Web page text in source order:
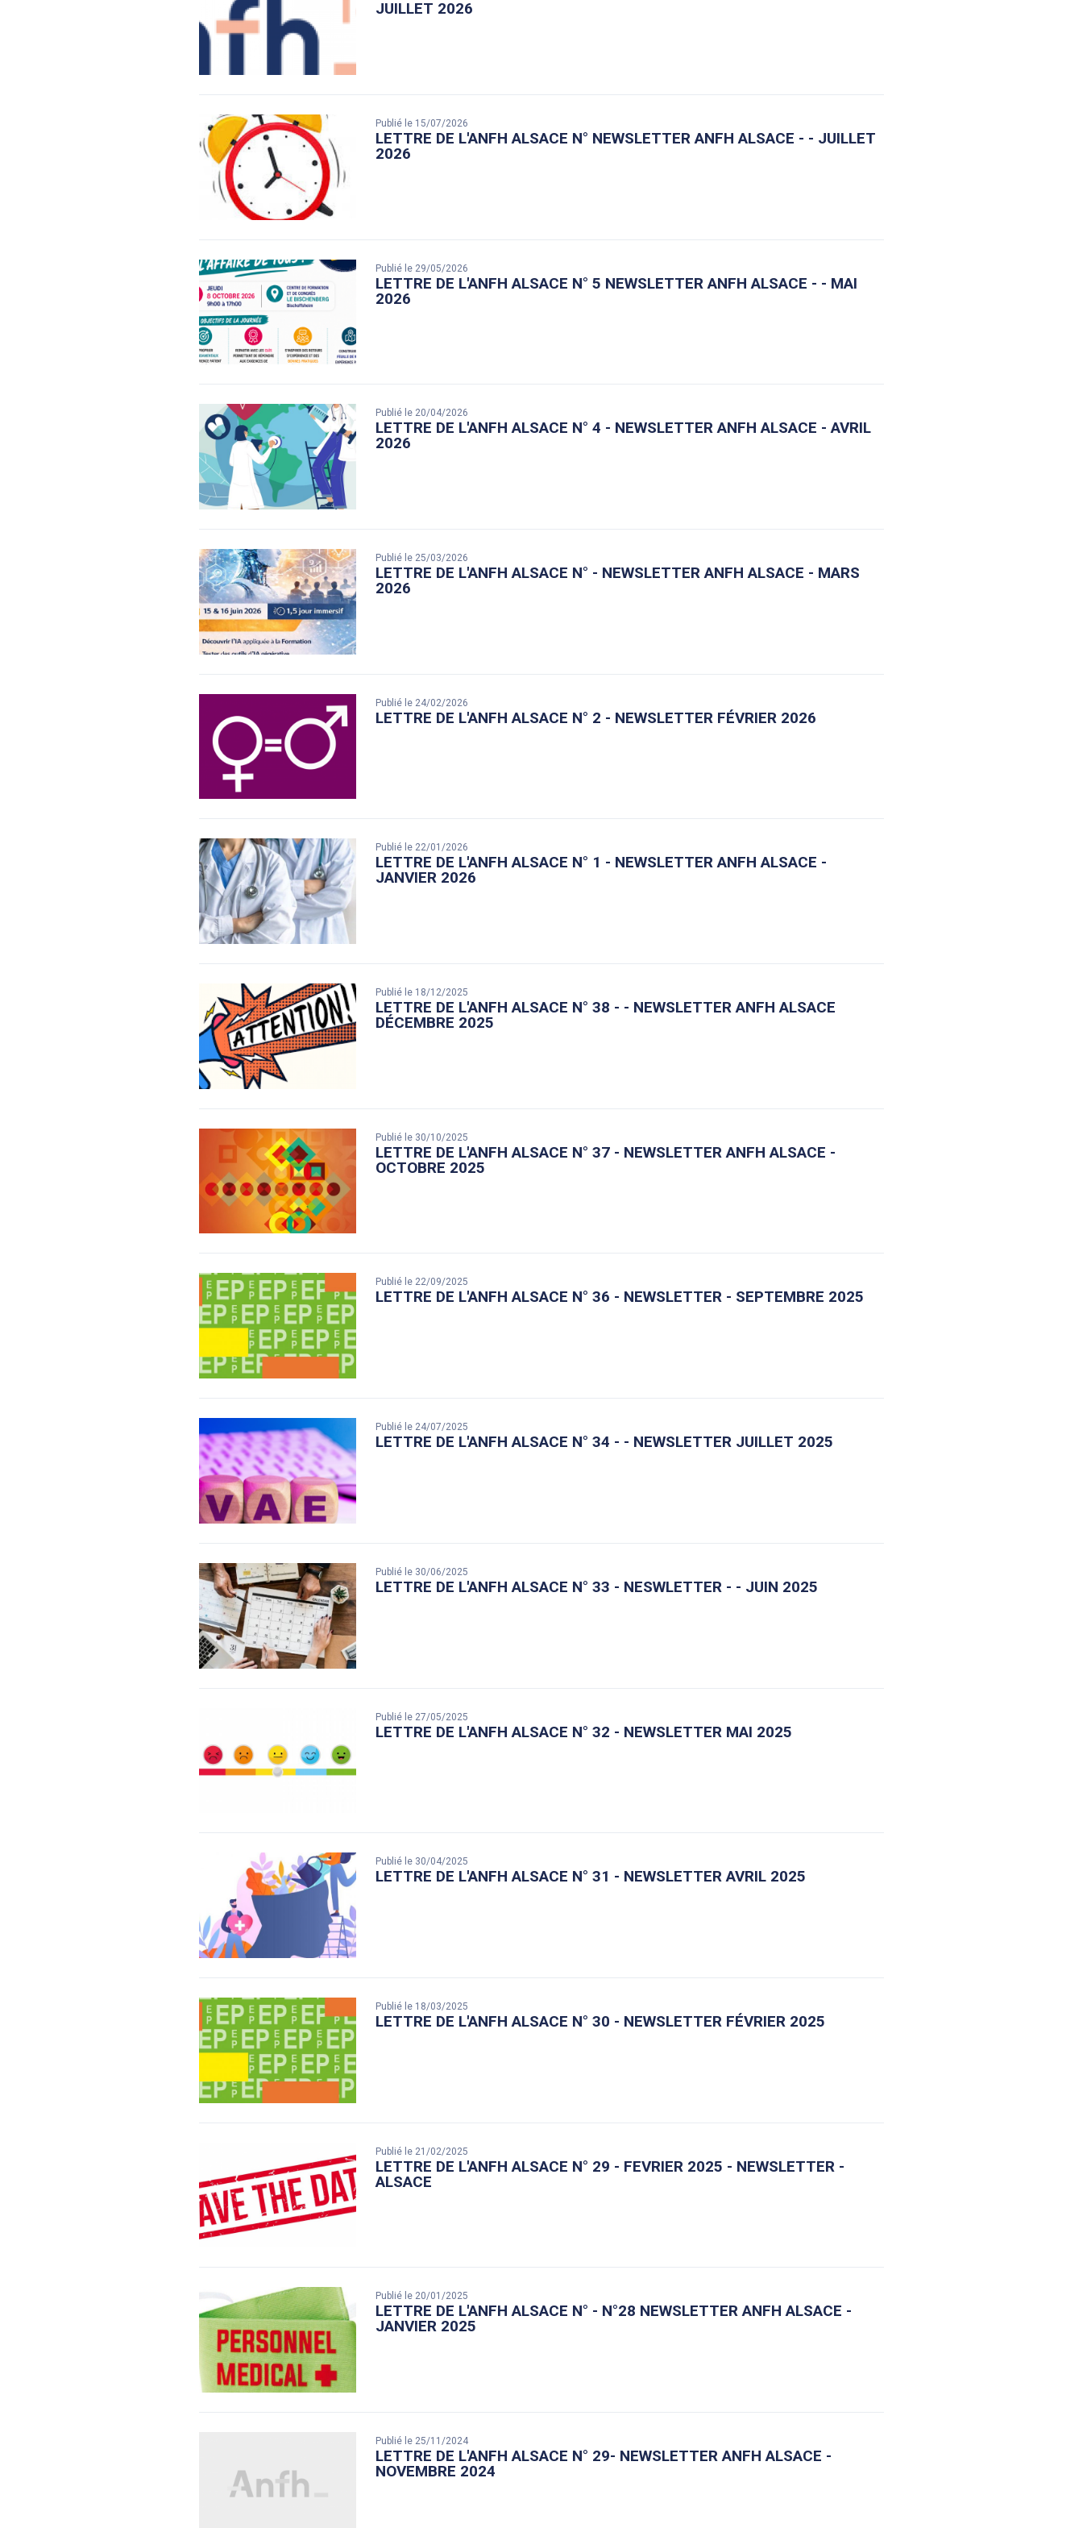
JUILLET 2026
Publié le 15/07/2026
LETTRE DE L'ANFH ALSACE N° NEWSLETTER ANFH ALSACE - - JUILLET
2026
Publié le 29/05/2026
LETTRE DE L'ANFH ALSACE N° 5 NEWSLETTER ANFH ALSACE - - MAI
2026
Publié le 20/04/2026
LETTRE DE L'ANFH ALSACE N° 4 - NEWSLETTER ANFH ALSACE - AVRIL
2026
Publié le 25/03/2026
LETTRE DE L'ANFH ALSACE N° - NEWSLETTER ANFH ALSACE - MARS
2026
Publié le 24/02/2026
LETTRE DE L'ANFH ALSACE N° 2 - NEWSLETTER FÉVRIER 2026
Publié le 22/01/2026
LETTRE DE L'ANFH ALSACE N° 1 - NEWSLETTER ANFH ALSACE -
JANVIER 2026
Publié le 18/12/2025
LETTRE DE L'ANFH ALSACE N° 38 - - NEWSLETTER ANFH ALSACE
DÉCEMBRE 2025
Publié le 30/10/2025
LETTRE DE L'ANFH ALSACE N° 37 - NEWSLETTER ANFH ALSACE -
OCTOBRE 2025
Publié le 22/09/2025
LETTRE DE L'ANFH ALSACE N° 36 - NEWSLETTER - SEPTEMBRE 2025
Publié le 24/07/2025
LETTRE DE L'ANFH ALSACE N° 34 - - NEWSLETTER JUILLET 2025
Publié le 30/06/2025
LETTRE DE L'ANFH ALSACE N° 33 - NESWLETTER - - JUIN 2025
Publié le 27/05/2025
LETTRE DE L'ANFH ALSACE N° 32 - NEWSLETTER MAI 2025
Publié le 30/04/2025
LETTRE DE L'ANFH ALSACE N° 31 - NEWSLETTER AVRIL 2025
Publié le 18/03/2025
LETTRE DE L'ANFH ALSACE N° 30 - NEWSLETTER FÉVRIER 2025
Publié le 21/02/2025
LETTRE DE L'ANFH ALSACE N° 29 - FEVRIER 2025 - NEWSLETTER -
ALSACE
Publié le 20/01/2025
LETTRE DE L'ANFH ALSACE N° - N°28 NEWSLETTER ANFH ALSACE -
JANVIER 2025
Publié le 25/11/2024
LETTRE DE L'ANFH ALSACE N° 29- NEWSLETTER ANFH ALSACE -
NOVEMBRE 2024